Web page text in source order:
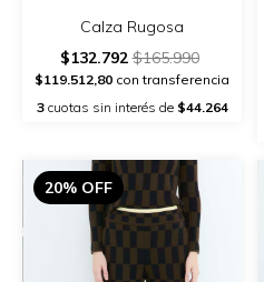
Calza Rugosa
$132.792$165.990
$119.512,80 con transferencia
3cuotas sin interés de $44.264
20% OFF